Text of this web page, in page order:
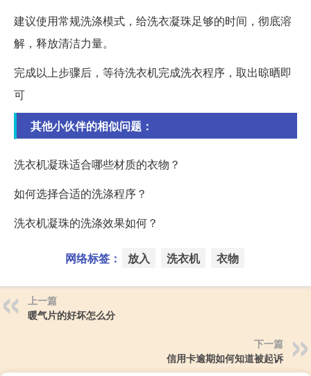
建议使用常规洗涤模式，给洗衣凝珠足够的时间，彻底溶
解，释放清洁力量。
完成以上步骤后，等待洗衣机完成洗衣程序，取出晾晒即
可
其他小伙伴的相似问题：
洗衣机凝珠适合哪些材质的衣物？
如何选择合适的洗涤程序？
洗衣机凝珠的洗涤效果如何？
网络标签： 放入 洗衣机 衣物
上一篇
暖气片的好坏怎么分
下一篇
信用卡逾期如何知道被起诉